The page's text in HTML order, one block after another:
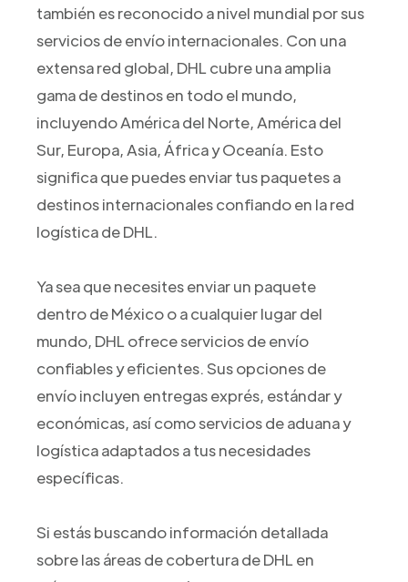
también es reconocido a nivel mundial por sus
servicios de envío internacionales. Con una
extensa red global, DHL cubre una amplia
gama de destinos en todo el mundo,
incluyendo América del Norte, América del
Sur, Europa, Asia, África y Oceanía. Esto
significa que puedes enviar tus paquetes a
destinos internacionales confiando en la red
logística de DHL.
Ya sea que necesites enviar un paquete
dentro de México o a cualquier lugar del
mundo, DHL ofrece servicios de envío
confiables y eficientes. Sus opciones de
envío incluyen entregas exprés, estándar y
económicas, así como servicios de aduana y
logística adaptados a tus necesidades
específicas.
Si estás buscando información detallada
sobre las áreas de cobertura de DHL en